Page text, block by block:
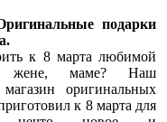
подарки
к 8 марта любимой
жене, маме? Наш
оригинальных
к 8 марта для